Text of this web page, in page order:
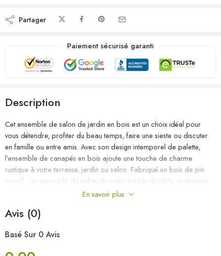
Partager
Paiement sécurisé garanti
Description
Cet ensemble de salon de jardin en bois est un choix idéal pour
vous détendre, profiter du beau temps, faire une sieste ou discuter
en famille ou entre amis. Avec son design intemporel de palette,
l’ensemble de canapés en bois ajoute une touche de charme
rustique à votre terrasse, jardin ou salon. Fabriqué en bois de pin
massif, cet ensemble de salon de patio est très durable et résistant
aux intempéries. Cet ensemble de meubles a une construction solide
permet également de placer l’ensemble dans n’importe quel
de vie des meubles d’extérieur, nous vous recommandons de les
En savoir plus
Avis (0)
Basé Sur 0 Avis